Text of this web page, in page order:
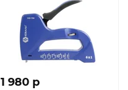
1 980 p